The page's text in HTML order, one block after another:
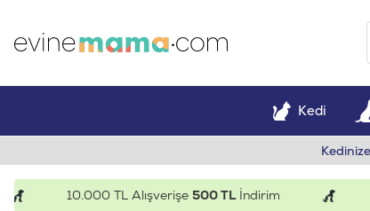
Kedi
10.000 TL Alışverişe500 TLİndirim